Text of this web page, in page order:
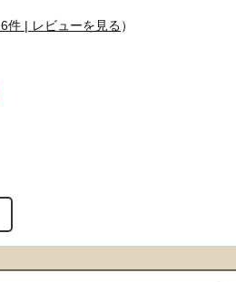
6件 | レビューを見る）